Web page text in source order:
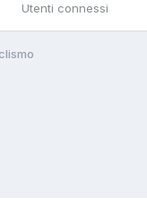
Utenti connessi